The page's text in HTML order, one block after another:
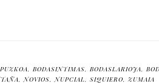
, BODASINTIMAS, BODASLARIOJA,
,NOVIOS,NUPCIAL, SIQUIERO,ZUMAIA